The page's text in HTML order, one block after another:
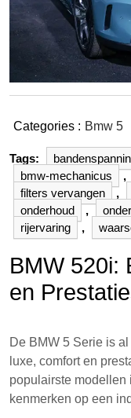
Categories : Bmw 5
Tags:
bmw-mechanicus
,
filters vervangen
,
onderhoud
,
rijervaring
,
BMW 520i:
en
De BMW 5 Serie is
luxe, comfort en
populairste modellen
kenmerken op een